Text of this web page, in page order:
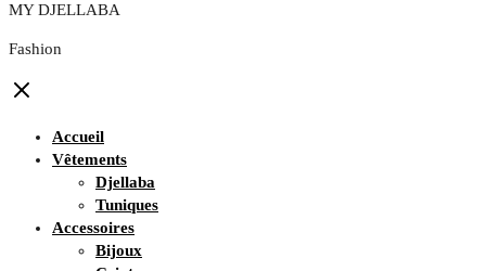
MY DJELLABA
Fashion
Accueil
Vêtements
Djellaba
Tuniques
Accessoires
Bijoux